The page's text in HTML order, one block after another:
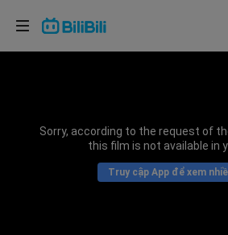
Sorry, according to the request of
this film is not available in
Truy cập App để xem
Lựa chọn ngôn ngữ
Bahasa Indonesia